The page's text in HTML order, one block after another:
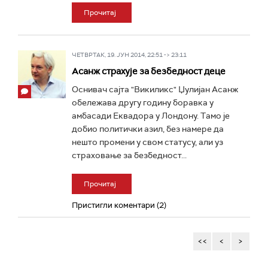
Прочитај
ЧЕТВРТАК, 19. ЈУН 2014, 22:51 -> 23:11
Асанж страхује за безбедност деце
Оснивач сајта "Викиликс" Џулијан Асанж
обележава другу годину боравка у
амбасади Еквадора у Лондону. Tамо је
добио политички азил, без намере да
нешто промени у свом статусу, али уз
страховање за безбедност...
Прочитај
Пристигли коментари (2)
<< < >